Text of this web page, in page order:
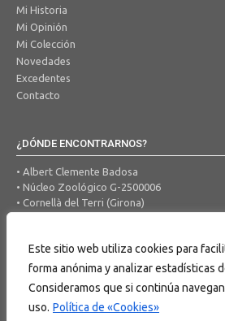
Este sitio web utiliza cookies para
forma anónima y analizar estadísticas
Consideramos que si continúa
uso. Política de «Cookies»
Mi Historia
Mi Opinión
Mi Colección
Novedades
Excedentes
Contacto
¿DÓNDE ENCONTRARNOS?
• Albert Clemente Badosa
• Núcleo Zoológico G-2500006
• Cornellà del Terri (Girona)
BUSCAR EN LA WEB